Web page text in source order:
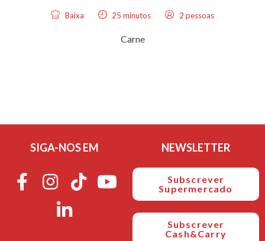
Baixa 25 minutos 2 pessoas
Carne
SIGA-NOS EM NEWSLETTER
Subscrever
Supermercado
Subscrever
Cash&Carry